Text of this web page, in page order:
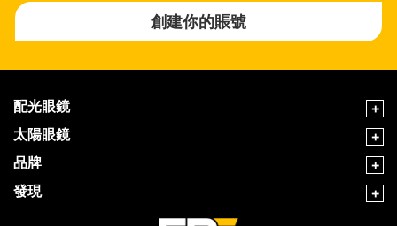
創建你的賬號
配光眼鏡
太陽眼鏡
品牌
發現